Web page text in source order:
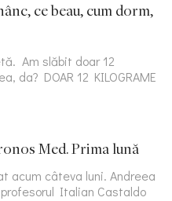
ce beau, cum dorm,
Am slăbit doar 12
da? DOAR 12 KILOGRAME
Med. Prima lună
acum câteva luni. Andreea
Italian Castaldo